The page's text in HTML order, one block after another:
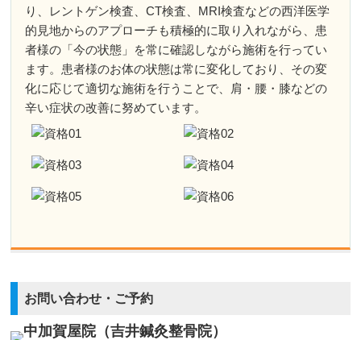
腰椎すべり症
脊柱管狭窄症
坐骨神経痛
腰痛
鵞足炎
り、レントゲン検査、CT検査、MRI検査などの西洋医学
的見地からのアプローチも積極的に取り入れながら、患
者様の「今の状態」を常に確認しながら施術を行ってい
ます。患者様のお体の状態は常に変化しており、その変
化に応じて適切な施術を行うことで、肩・腰・膝などの
辛い症状の改善に努めています。
お問い合わせ・ご予約